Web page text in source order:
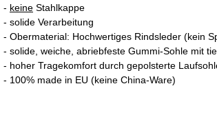
- keine Stahlkappe
- solide Verarbeitung
- Obermaterial: Hochwertiges Rindsleder (kein
- solide, weiche, abriebfeste Gummi-Sohle mit
- hoher Tragekomfort durch gepolsterte
- 100% made in EU (keine China-Ware)